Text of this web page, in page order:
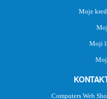
Moje
Moji
Computers Web